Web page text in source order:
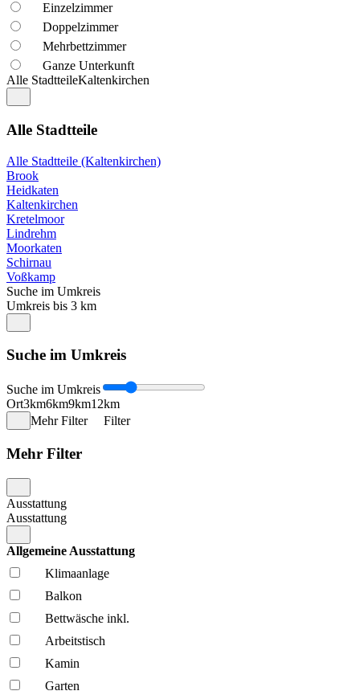
Einzelzimmer
Doppelzimmer
Mehrbettzimmer
Ganze Unterkunft
Alle StadtteileKaltenkirchen
Alle Stadtteile
Alle Stadtteile (Kaltenkirchen)
Brook
Heidkaten
Kaltenkirchen
Kretelmoor
Lindrehm
Moorkaten
Schirnau
Voßkamp
Suche im Umkreis
Umkreis bis 3 km
Suche im Umkreis
Suche im Umkreis
Ort3km6km9km12km
Mehr Filter
Filter
Mehr Filter
Ausstattung
Ausstattung
Allgemeine Ausstattung
Klima­anlage
Balkon
Bettwäsche inkl.
Arbeitstisch
Kamin
Garten